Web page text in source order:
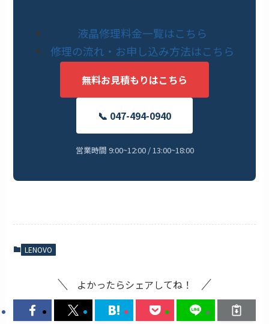
液晶修理料金一覧はこちら
修理の流れ・お申し込み方法はこちら
無料お見積もりはこちら
📞 047-494-0940
営業時間 9:00~12:00 / 13:00~18:00
LENOVO
よかったらシェアしてね！